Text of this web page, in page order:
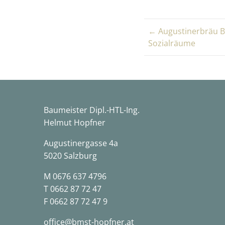
← Augustinerbräu
Sozialräume
Baumeister Dipl.-HTL-Ing.
Helmut Hopfner
Augustinergasse 4a
5020 Salzburg
M 0676 637 4796
T0662 87 72 47
F 0662 87 72 47 9
office@bmst-hopfner.at